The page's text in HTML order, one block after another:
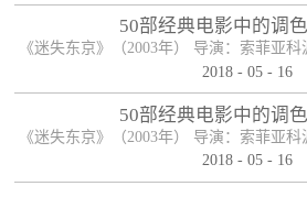
对于导演和制作人员来说，开长镜头必然
以是整个电影故事的开端，有时候它也可
启承转合，柳暗花明。下面便来说说电影
【首尾呼应】这应该是最司空见
50部经典电影中的调色
《迷失东京》（2003年） 导演：索菲亚
暴之路》（2015年） 导演： 乔治·米勒 《
得·潘》（1953年） 导演： 克莱德·吉诺
汉密尔顿·卢斯科 ...
2018 - 05 - 16
50部经典电影中的调色
《迷失东京》（2003年） 导演：索菲亚
暴之路》（2015年） 导演： 乔治·米勒 《
2018 - 05 - 16